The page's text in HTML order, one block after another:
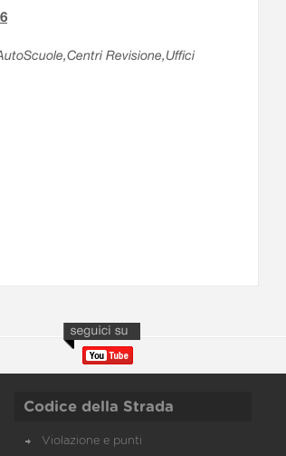
Revisione,Uffici
Codice della Strada
Violazione e punti